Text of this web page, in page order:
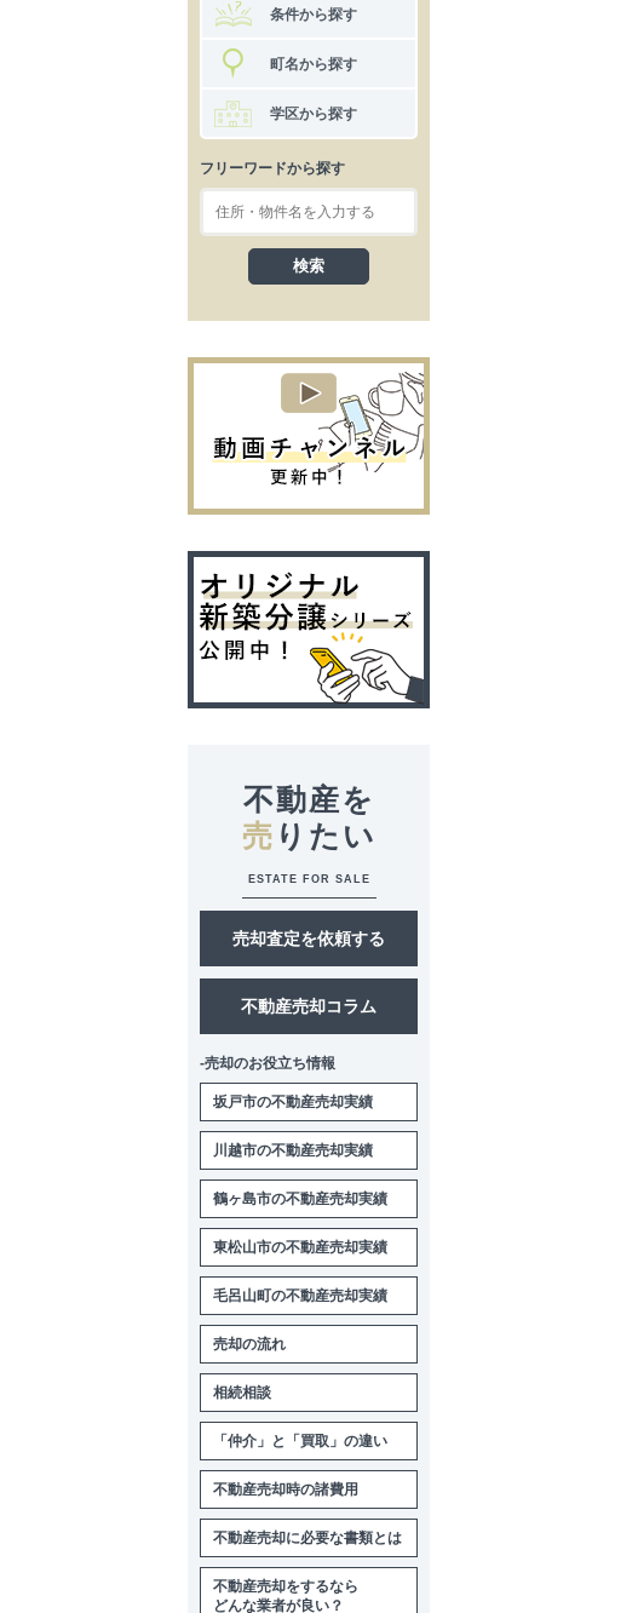
条件から探す
町名から探す
学区から探す
フリーワードから探す
不動産を
売 りたい
ESTATE FOR SALE
売却査定を依頼する
不動産売却コラム
-売却のお役立ち情報
坂戸市の不動産売却実績
川越市の不動産売却実績
鶴ヶ島市の不動産売却実績
東松山市の不動産売却実績
毛呂山町の不動産売却実績
売却の流れ
相続相談
「仲介」と「買取」の違い
不動産売却時の諸費用
不動産売却に必要な書類とは
不動産売却をするなら
どんな業者が良い？